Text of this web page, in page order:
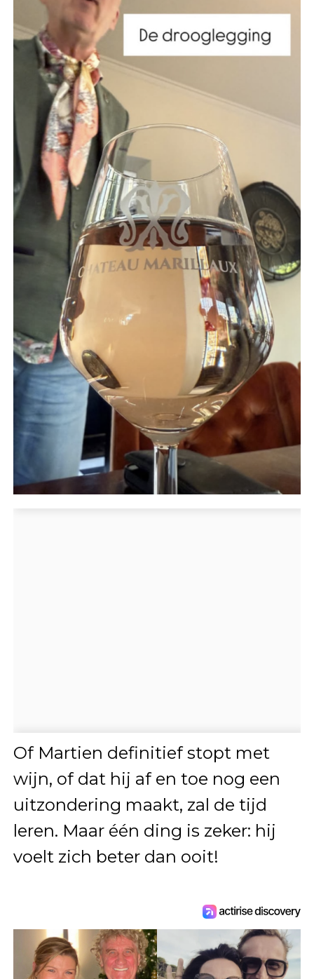
Of Martien definitief stopt met
wijn, of dat hij af en toe nog een
uitzondering maakt, zal de tijd
leren. Maar één ding is zeker: hij
voelt zich beter dan ooit!